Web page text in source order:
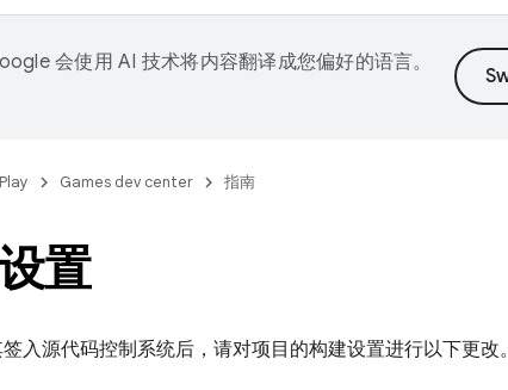
会使用 AI 技术将内容翻译成您偏好的语言。
Games dev center 指南
置
入源代码控制系统后，请对项目的构建设置进行以下更改。